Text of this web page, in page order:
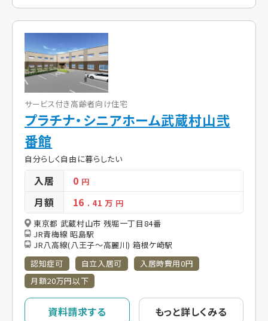
サービス付き高齢者向け住宅
プラチナ・シニアホーム武蔵村山弐
番館
自分らしく自由に暮らしたい
入居 0 円
月額 16 . 41万 円
東京都 武蔵村山市 残堀一丁目84番
JR青梅線 昭島駅
JR八高線(八王子～高麗川) 箱根ケ崎駅
認知症可
自立入居可
入居時費用0円
月額20万円以下
資料請求する もっと詳しくみる